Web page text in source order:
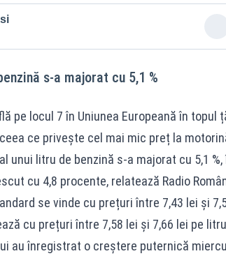
s-a majorat cu 5,1 %
pe locul 7 în Uniunea Europeană în topul
ce privește cel mai mic preț la
unui litru de benzină s-a majorat cu 5,1
cu 4,8 procente, relatează Radio
se vinde cu prețuri între 7,43 lei și
cu prețuri între 7,58 lei și 7,66 lei pe
au înregistrat o creştere puternică